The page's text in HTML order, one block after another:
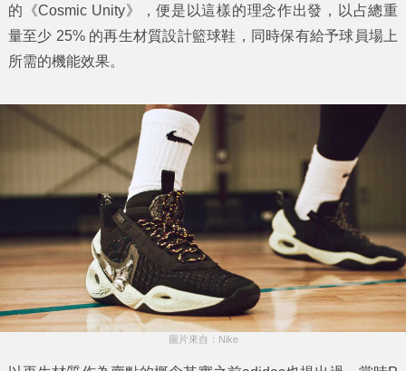
的《Cosmic Unity》，便是以這樣的理念作出發，以占總重
量至少 25% 的再生材質設計籃球鞋，同時保有給予球員場上
所需的機能效果。
圖片來自：Nike